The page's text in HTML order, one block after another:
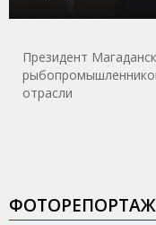
Президент
отрасли